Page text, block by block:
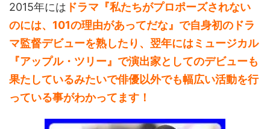
2015年には ドラマ『私たちがプロポーズされない
のには、101の理由があってだな』で自身初のドラ
マ監督デビューを熟したり、翌年にはミュージカル
『アップル・ツリー』で演出家としてのデビューも
果たしているみたいで俳優以外でも幅広い活動を行
っている事がわかってます！